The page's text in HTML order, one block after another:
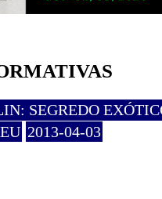
SEGREDO
2013-04-03